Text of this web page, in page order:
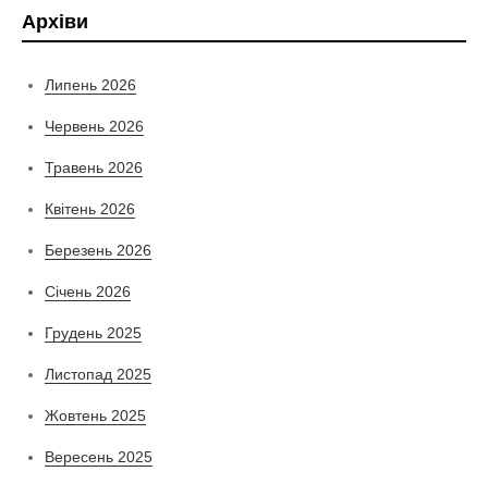
Архіви
Липень 2026
Червень 2026
Травень 2026
Квітень 2026
Березень 2026
Січень 2026
Грудень 2025
Листопад 2025
Жовтень 2025
Вересень 2025